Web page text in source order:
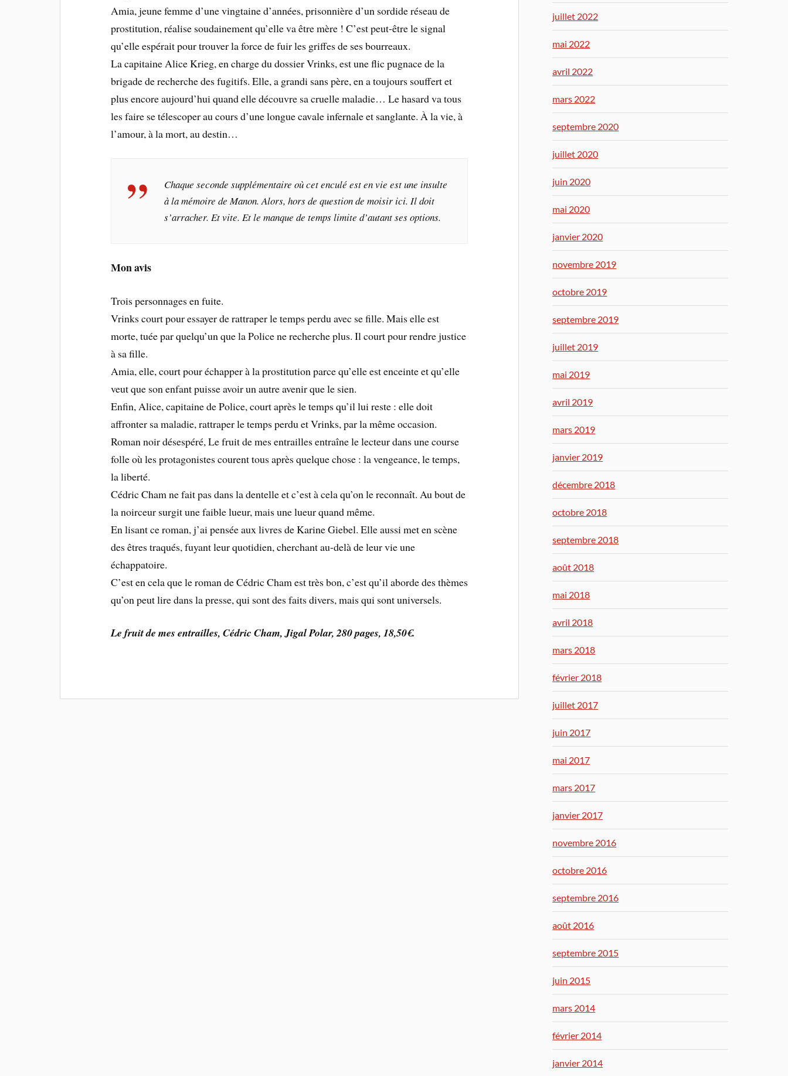
Amia, jeune femme d’une vingtaine d’années, prisonnière d’un sordide réseau de
prostitution, réalise soudainement qu’elle va être mère ! C’est peut-être le signal
qu’elle espérait pour trouver la force de fuir les griffes de ses bourreaux.
La capitaine Alice Krieg, en charge du dossier Vrinks, est une flic pugnace de la
brigade de recherche des fugitifs. Elle, a grandi sans père, en a toujours souffert et
plus encore aujourd’hui quand elle découvre sa cruelle maladie… Le hasard va tous
les faire se télescoper au cours d’une longue cavale infernale et sanglante. À la vie, à
l’amour, à la mort, au destin…
Chaque seconde supplémentaire où cet enculé est en vie est une insulte
à la mémoire de Manon. Alors, hors de question de moisir ici. Il doit
s’arracher. Et vite. Et le manque de temps limite d’autant ses options.
Mon avis
Trois personnages en fuite.
Vrinks court pour essayer de rattraper le temps perdu avec se fille. Mais elle est
morte, tuée par quelqu’un que la Police ne recherche plus. Il court pour rendre justice
à sa fille.
Amia, elle, court pour échapper à la prostitution parce qu’elle est enceinte et qu’elle
veut que son enfant puisse avoir un autre avenir que le sien.
Enfin, Alice, capitaine de Police, court après le temps qu’il lui reste : elle doit
affronter sa maladie, rattraper le temps perdu et Vrinks, par la même occasion.
Roman noir désespéré, Le fruit de mes entrailles entraîne le lecteur dans une course
folle où les protagonistes courent tous après quelque chose : la vengeance, le temps,
la liberté.
Cédric Cham ne fait pas dans la dentelle et c’est à cela qu’on le reconnaît. Au bout de
la noirceur surgit une faible lueur, mais une lueur quand même.
En lisant ce roman, j’ai pensée aux livres de Karine Giebel. Elle aussi met en scène
des êtres traqués, fuyant leur quotidien, cherchant au-delà de leur vie une
échappatoire.
C’est en cela que le roman de Cédric Cham est très bon, c’est qu’il aborde des thèmes
qu’on peut lire dans la presse, qui sont des faits divers, mais qui sont universels.
Le fruit de mes entrailles, Cédric Cham, Jigal Polar, 280 pages, 18,50€.
juillet 2022
mai 2022
avril 2022
mars 2022
septembre 2020
juillet 2020
juin 2020
mai 2020
janvier 2020
novembre 2019
octobre 2019
septembre 2019
juillet 2019
mai 2019
avril 2019
mars 2019
janvier 2019
décembre 2018
octobre 2018
septembre 2018
août 2018
mai 2018
avril 2018
mars 2018
février 2018
juillet 2017
juin 2017
mai 2017
mars 2017
janvier 2017
novembre 2016
octobre 2016
septembre 2016
août 2016
septembre 2015
juin 2015
mars 2014
février 2014
janvier 2014